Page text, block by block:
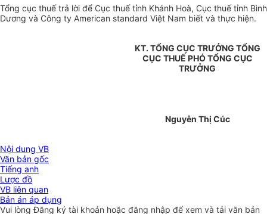
Tổng cục thuế trả lời để Cục thuế tỉnh Khánh Hoà, Cục thuế tỉnh Bình
Dương và Công ty American standard Việt Nam biết và thực hiện.
KT. TỔNG CỤC TRƯỞNG TỔNG
CỤC THUẾ PHÓ TỔNG CỤC
TRƯỞNG
Nguyễn Thị Cúc
Nội dung VB
Văn bản gốc
Tiếng anh
Lược đồ
VB liên quan
Bản án áp dụng
Vui lòngĐăng ký tài khoản hoặc đăng nhập để xem và tải văn bản